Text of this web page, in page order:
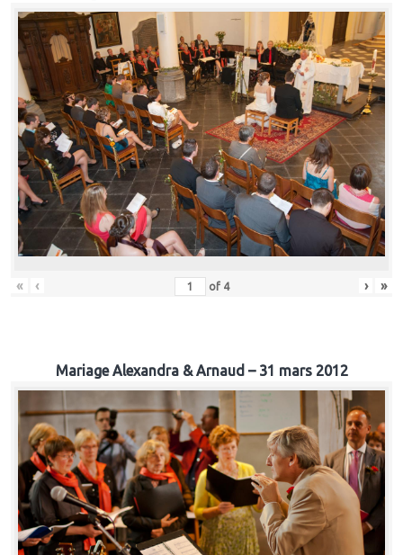
« ‹ of 4 › »
Mariage Alexandra & Arnaud – 31 mars 2012